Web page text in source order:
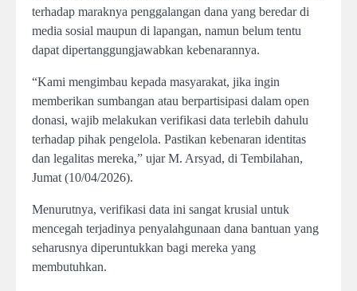
terhadap maraknya penggalangan dana yang beredar di
media sosial maupun di lapangan, namun belum tentu
dapat dipertanggungjawabkan kebenarannya.
“Kami mengimbau kepada masyarakat, jika ingin
memberikan sumbangan atau berpartisipasi dalam open
donasi, wajib melakukan verifikasi data terlebih dahulu
terhadap pihak pengelola. Pastikan kebenaran identitas
dan legalitas mereka,” ujar M. Arsyad, di Tembilahan,
Jumat (10/04/2026).
Menurutnya, verifikasi data ini sangat krusial untuk
mencegah terjadinya penyalahgunaan dana bantuan yang
seharusnya diperuntukkan bagi mereka yang
membutuhkan.